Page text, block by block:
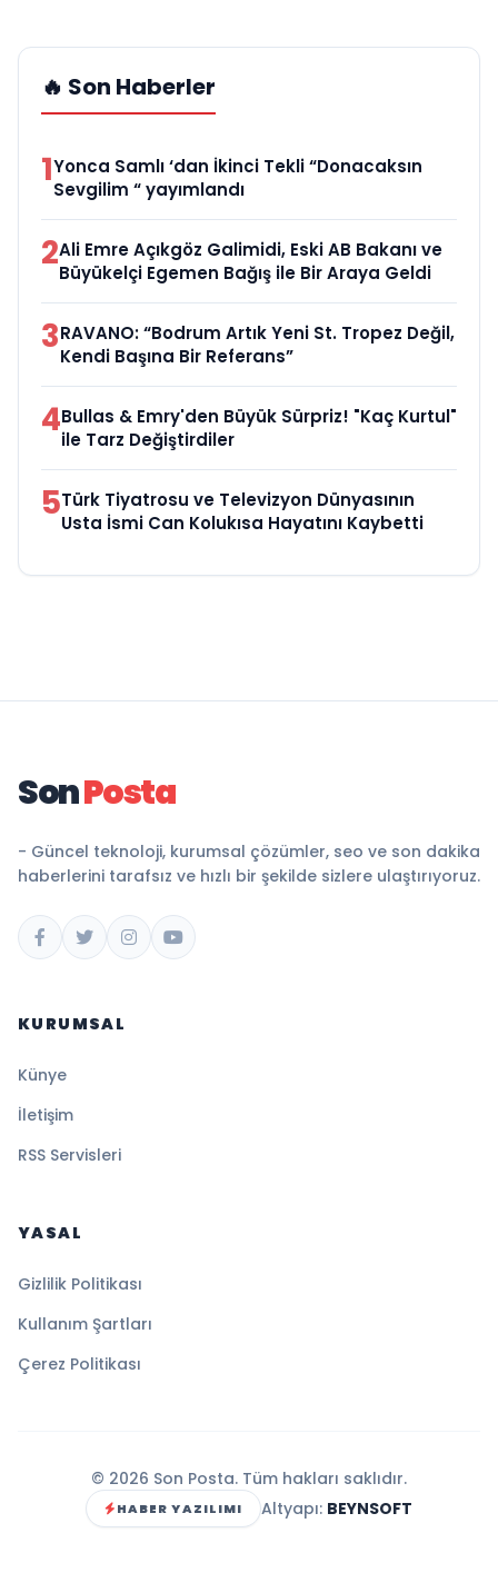
🔥 Son Haberler
1Yonca Samlı ‘dan İkinci Tekli “Donacaksın
Sevgilim “ yayımlandı
2Ali Emre Açıkgöz Galimidi, Eski AB Bakanı ve
Büyükelçi Egemen Bağış ile Bir Araya Geldi
3RAVANO: “Bodrum Artık Yeni St. Tropez Değil,
Kendi Başına Bir Referans”
4Bullas & Emry'den Büyük Sürpriz! "Kaç Kurtul"
ile Tarz Değiştirdiler
5Türk Tiyatrosu ve Televizyon Dünyasının
Usta İsmi Can Kolukısa Hayatını Kaybetti
SonPosta
- Güncel teknoloji, kurumsal çözümler, seo ve son dakika
haberlerini tarafsız ve hızlı bir şekilde sizlere ulaştırıyoruz.
KURUMSAL
Künye
İletişim
RSS Servisleri
YASAL
Gizlilik Politikası
Kullanım Şartları
Çerez Politikası
© 2026 Son Posta. Tüm hakları saklıdır.
HABER YAZILIMI Altyapı: BEYNSOFT